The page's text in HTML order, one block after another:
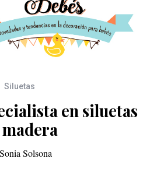
Siluetas
en siluetas
Sonia Solsona